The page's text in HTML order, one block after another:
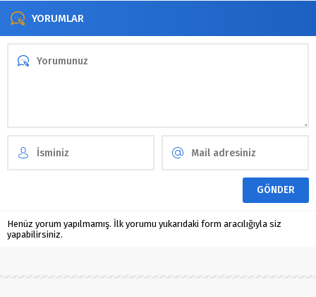
YORUMLAR
Henüz yorum yapılmamış. İlk yorumu yukarıdaki form aracılığıyla siz
yapabilirsiniz.